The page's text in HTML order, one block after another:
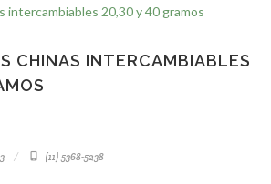
CHINAS INTERCAMBIABLES
(11) 5368-5238